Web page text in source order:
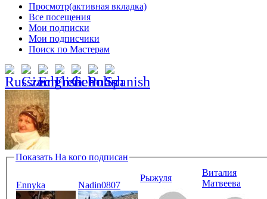
Просмотр(активная вкладка)
Все посещения
Мои подписки
Мои подписчики
Поиск по Мастерам
Показать На кого подписан
Ennyka Nadin0807
Рыжуля
Виталия
Матвеева